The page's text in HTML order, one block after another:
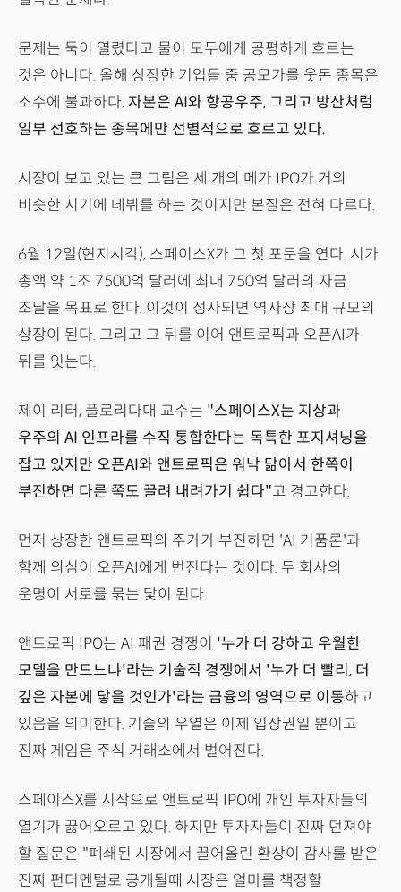
문제는 둑이 열렸다고 물이 모두에게 공평하게 흐르는
것은 아니다. 올해 상장한 기업들 중 공모가를 웃돈 종목은
소수에 불과하다. 자본은 AI와 항공우주, 그리고 방산처럼
일부 선호하는 종목에만 선별적으로 흐르고 있다.
시장이 보고 있는 큰 그림은 세 개의 메가 IPO가 거의
비슷한 시기에 데뷔를 하는 것이지만 본질은 전혀 다르다.
6월 12일(현지시각), 스페이스X가 그 첫 포문을 연다. 시가
총액 약 1조 7500억 달러에 최대 750억 달러의 자금
조달을 목표로 한다. 이것이 성사되면 역사상 최대 규모의
상장이 된다. 그리고 그 뒤를 이어 앤트로픽과 오픈AI가
뒤를 잇는다.
제이 리터, 플로리다대 교수는 "스페이스X는 지상과
우주의 AI 인프라를 수직 통합한다는 독특한 포지셔닝을
잡고 있지만 오픈AI와 앤트로픽은 워낙 닮아서 한쪽이
부진하면 다른 쪽도 끌려 내려가기 쉽다"고 경고한다.
먼저 상장한 앤트로픽의 주가가 부진하면 'AI 거품론'과
함께 의심이 오픈AI에게 번진다는 것이다. 두 회사의
운명이 서로를 묶는 닻이 된다.
앤트로픽 IPO는 AI 패권 경쟁이 '누가 더 강하고 우월한
모델을 만드느냐'라는 기술적 경쟁에서 '누가 더 빨리, 더
깊은 자본에 닿을 것인가'라는 금융의 영역으로 이동하고
있음을 의미한다. 기술의 우열은 이제 입장권일 뿐이고
진짜 게임은 주식 거래소에서 벌어진다.
스페이스X를 시작으로 앤트로픽 IPO에 개인 투자자들의
열기가 끓어오르고 있다. 하지만 투자자들이 진짜 던져야
할 질문은 "폐쇄된 시장에서 끌어올린 환상이 감사를 받은
진짜 펀더멘털로 공개될때 시장은 얼마를 책정할